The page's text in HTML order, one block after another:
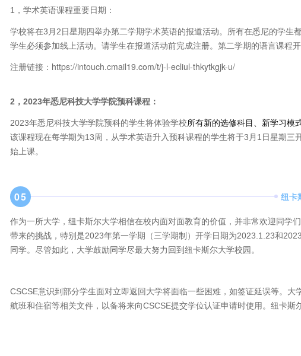
1，学术英语课程重要日期：
学校将在3月2日星期四举办第二学期学术英语的报道活动。所有在悉尼的学生
学生必须参加线上活动。请学生在报道活动前完成注册。第二学期的语言课程
注册链接：https://intouch.cmail19.com/t/j-l-ecliul-thkytkgjk-u/
2，2023年悉尼科技大学学院预科课程：
2023年悉尼科技大学学院预科的学生将体验学校所有新的选修科目 新学习模
该课程现在每学期为13周，从学术英语升入预科课程的学生将于3月1日星期三
始上课。
05 纽卡
作为一所大学，纽卡斯尔大学相信在校内面对面教育的价值，并非常欢迎同学
带来的挑战，特别是2023年第一学期（三学期制）开学日期为2023.1.23和
同学。尽管如此，大学鼓励同学尽最大努力回到纽卡斯尔大学校园。
CSCSE意识到部分学生面对立即返回大学将面临一些困难，如签证延误等。大
航班和住宿等相关文件，以备将来向CSCSE提交学位认证申请时使用。纽卡斯